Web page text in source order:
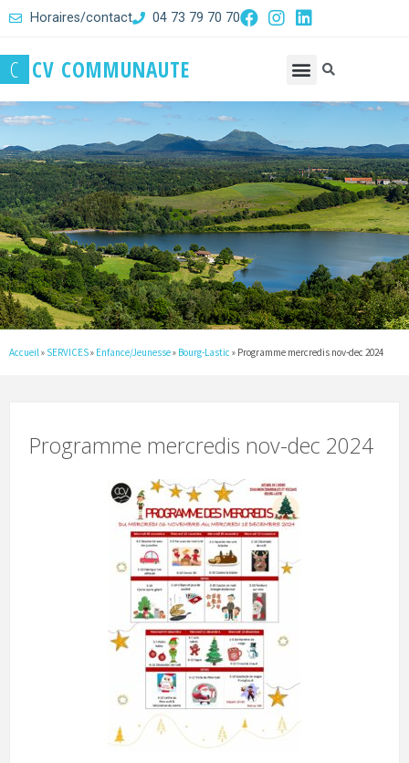
Horaires/contact 04 73 79 70 70
C CV COMMUNAUTE
Accueil » SERVICES» Enfance/Jeunesse» Bourg-Lastic » Programme mercredis nov-dec 2024
Programme mercredis nov-dec 2024